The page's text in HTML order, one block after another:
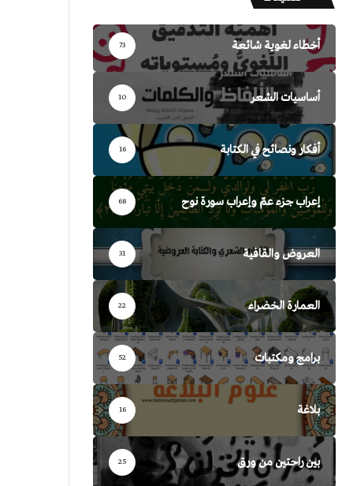
أخطاء لغوية شائعة 73
أساسيات الشعر 10
أفكار ونصائح في الكتابة 16
إعراب جزء عمّ وإعراب سورة نوح 68
العروض والقافية 31
العمارة الخضراء 22
برامج ومكتبات 52
بلاغة 16
بين راحتين من ورق 25